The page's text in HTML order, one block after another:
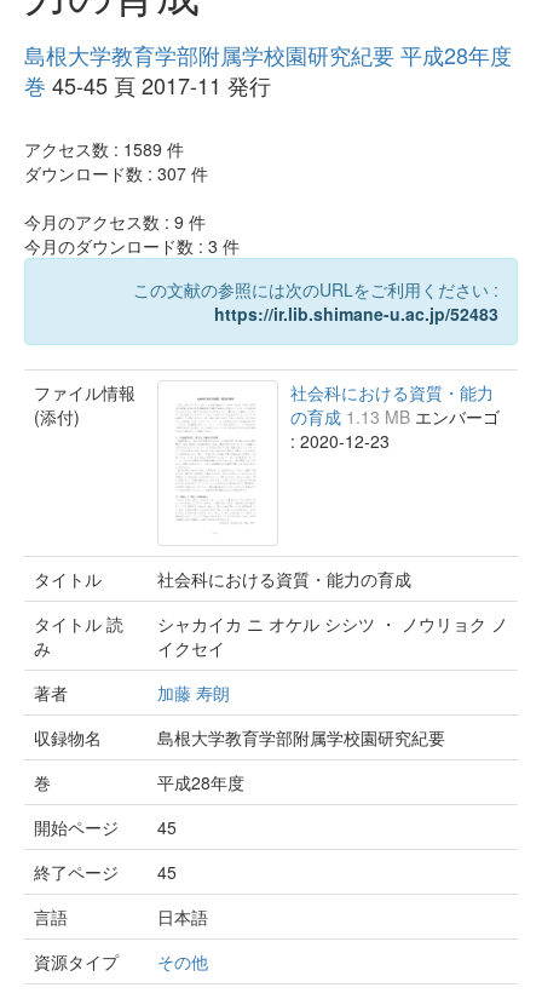
島根大学教育学部附属学校園研究紀要 平成28年度
巻 45-45 頁 2017-11 発行
アクセス数 : 1589 件
ダウンロード数 : 307 件
今月のアクセス数 : 9 件
今月のダウンロード数 : 3 件
この文献の参照には次のURLをご利用ください :
https://ir.lib.shimane-u.ac.jp/52483
ファイル情報
(添付)
社会科における資質・能力
の育成 1.13 MB エンバーゴ
: 2020-12-23
タイトル
社会科における資質・能力の育成
タイトル 読
み
シャカイカ ニ オケル シシツ ・ ノウリョク ノ
イクセイ
著者
加藤 寿朗
収録物名
島根大学教育学部附属学校園研究紀要
巻
平成28年度
開始ページ
45
終了ページ
45
言語
日本語
資源タイプ
その他